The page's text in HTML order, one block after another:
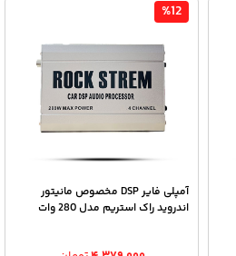
%12
آمپلی فایر DSP مخصوص مانیتور
اندروید راک استریم مدل 280 وات